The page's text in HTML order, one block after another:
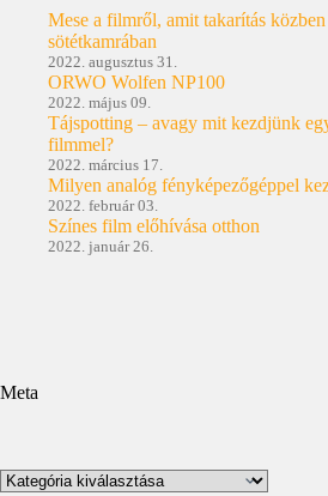
Mese a filmről, amit takarítás
sötétkamrában
2022. augusztus 31.
ORWO Wolfen NP100
2022. május 09.
Tájspotting – avagy mit kezdjünk
filmmel?
2022. március 17.
Milyen analóg fényképezőgéppel
2022. február 03.
Színes film előhívása otthon
2022. január 26.
Meta
Kategóriák